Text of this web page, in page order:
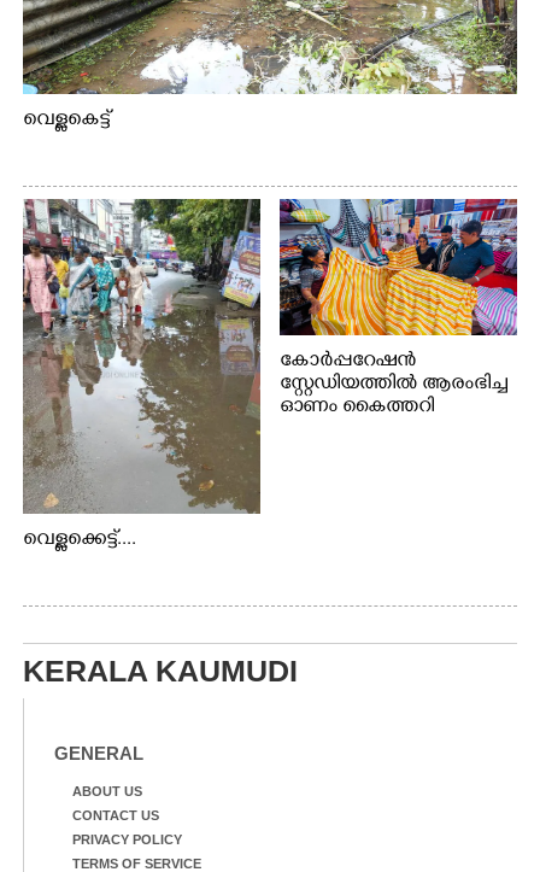
വെള്ളകെട്ട്
വെള്ളക്കെട്ട്....
കോർപ്പറേഷൻ
സ്റ്റേഡിയത്തിൽ ആരംഭിച്ച
ഓണം കൈത്തറി
KERALA KAUMUDI
GENERAL
ABOUT US
CONTACT US
PRIVACY POLICY
TERMS OF SERVICE